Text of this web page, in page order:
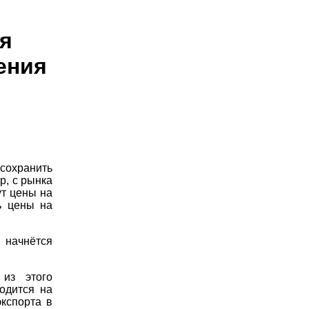
с рынка
цены на
цены на
этого
на
в